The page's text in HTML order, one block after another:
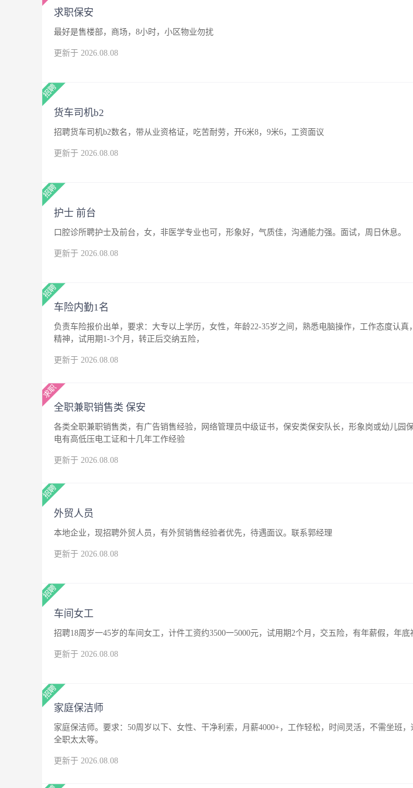
求职保安
最好是售楼部，商场，8小时，小区物业勿扰
更新于 2026.08.08
货车司机b2
招聘货车司机b2数名，带从业资格证，吃苦耐劳，开6米8，9米6，工资面议
更新于 2026.08.08
护士 前台
口腔诊所聘护士及前台，女，非医学专业也可，形象好，气质佳，沟通能力强。面试，周日休息。
更新于 2026.08.08
车险内勤1名
负责车险报价出单，要求：大专以上学历，女性，年龄22-35岁之间，熟悉电脑操作，工作态度认真
精神，试用期1-3个月，转正后交纳五险，
更新于 2026.08.08
全职兼职销售类 保安
各类全职兼职销售类，有广告销售经验，网络管理员中级证书，保安类保安队长，形象岗或幼儿园
电有高低压电工证和十几年工作经验
更新于 2026.08.08
外贸人员
本地企业，现招聘外贸人员，有外贸销售经验者优先，待遇面议。联系郭经理
更新于 2026.08.08
车间女工
招聘18周岁一45岁的车间女工，计件工资约3500一5000元，试用期2个月，交五险，有年薪假，年底
更新于 2026.08.08
家庭保洁师
家庭保洁师。要求：50周岁以下、女性、干净利索，月薪4000+，工作轻松，时间灵活，不需坐班，
全职太太等。
更新于 2026.08.08